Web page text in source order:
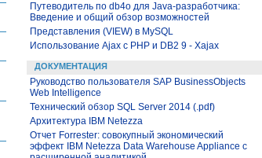
Путеводитель по db4o для Java-разработчика:
Введение и общий обзор возможностей
Представления (VIEW) в MySQL
Использование Ajax с PHP и DB2 9 - Xajax
ДОКУМЕНТАЦИЯ
Руководство пользователя SAP BusinessObjects
Web Intelligence
Технический обзор SQL Server 2014 (.pdf)
Архитектура IBM Netezza
Отчет Forrester: совокупный экономический
эффект IBM Netezza Data Warehouse Appliance с